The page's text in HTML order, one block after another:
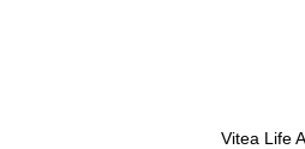
Vitea Life